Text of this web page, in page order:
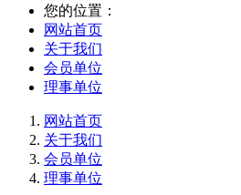
您的位置：
网站首页
关于我们
会员单位
理事单位
网站首页
关于我们
会员单位
理事单位